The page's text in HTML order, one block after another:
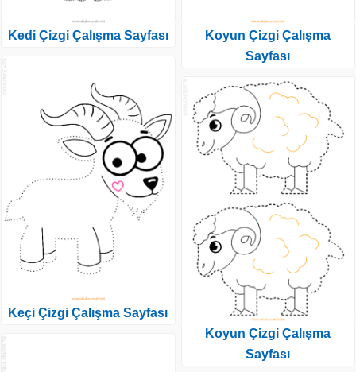
Kedi Çizgi Çalışma Sayfası
Keçi Çizgi Çalışma Sayfası
Koyun Çizgi Çalışma
Sayfası
Koyun Çizgi Çalışma
Sayfası